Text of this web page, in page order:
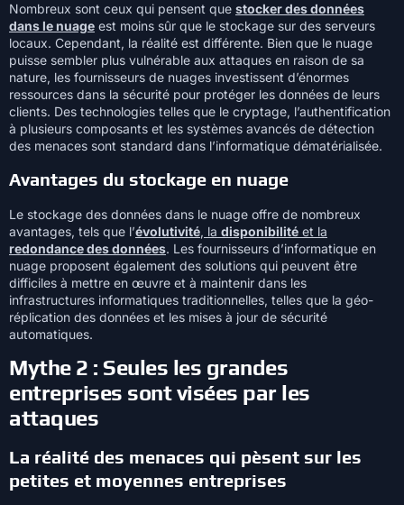
Nombreux sont ceux qui pensent que stocker des données
dans le nuage est moins sûr que le stockage sur des serveurs
locaux. Cependant, la réalité est différente. Bien que le nuage
puisse sembler plus vulnérable aux attaques en raison de sa
nature, les fournisseurs de nuages investissent d’énormes
ressources dans la sécurité pour protéger les données de leurs
clients. Des technologies telles que le cryptage, l’authentification
à plusieurs composants et les systèmes avancés de détection
des menaces sont standard dans l’informatique dématérialisée.
Avantages du stockage en nuage
Le stockage des données dans le nuage offre de nombreux
avantages, tels que l’évolutivité, la disponibilité et la
redondance des données. Les fournisseurs d’informatique en
nuage proposent également des solutions qui peuvent être
difficiles à mettre en œuvre et à maintenir dans les
infrastructures informatiques traditionnelles, telles que la géo-
réplication des données et les mises à jour de sécurité
automatiques.
Mythe 2 : Seules les grandes
entreprises sont visées par les
attaques
La réalité des menaces qui pèsent sur les
petites et moyennes entreprises